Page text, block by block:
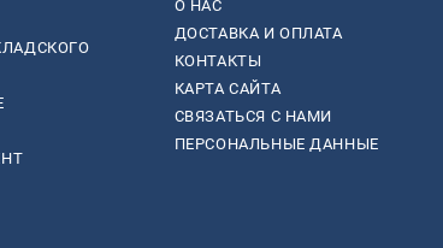
О НАС
ДОСТАВКА И ОПЛАТА
КОНТАКТЫ
КАРТА САЙТА
СВЯЗАТЬСЯ С НАМИ
ПЕРСОНАЛЬНЫЕ ДАННЫЕ